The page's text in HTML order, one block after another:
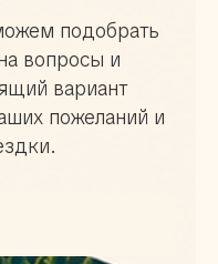
подобрать
вопросы и
вариант
пожеланий и